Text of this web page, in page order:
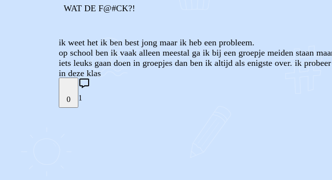
WAT DE F@#CK?!
ik weet het ik ben best jong maar ik heb een probleem.
op school ben ik vaak alleen meestal ga ik bij een groepje meiden staan
iets leuks gaan doen in groepjes dan ben ik altijd als enigste over. ik
in deze klas
0 1